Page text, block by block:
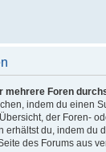
mehrere Foren
indem du einen
der Foren-
erhältst du, indem du
des Forums aus